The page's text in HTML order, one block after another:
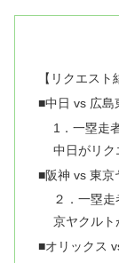
【リクエスト
■中日 vs 広島
1．一塁走
中日がリク
■阪神 vs 東京
２．一塁
京ヤクルト
■オリックス